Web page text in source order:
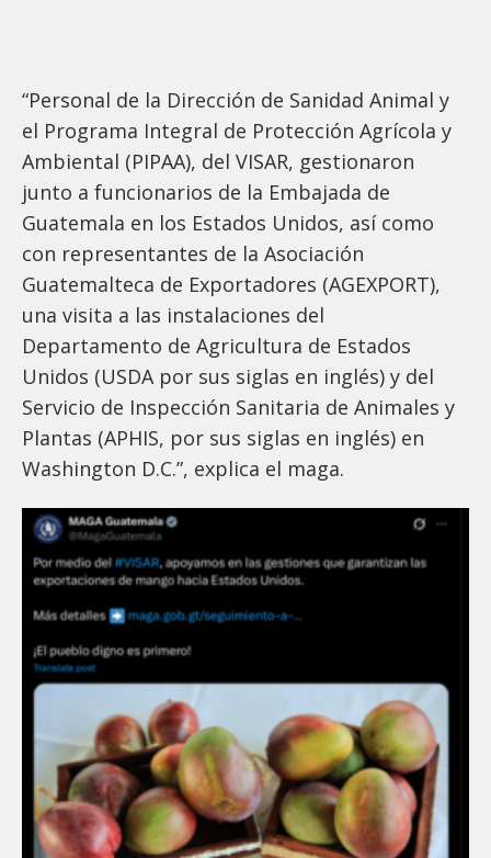
“Personal de la Dirección de Sanidad Animal y
el Programa Integral de Protección Agrícola y
Ambiental (PIPAA), del VISAR, gestionaron
junto a funcionarios de la Embajada de
Guatemala en los Estados Unidos, así como
con representantes de la Asociación
Guatemalteca de Exportadores (AGEXPORT),
una visita a las instalaciones del
Departamento de Agricultura de Estados
Unidos (USDA por sus siglas en inglés) y del
Servicio de Inspección Sanitaria de Animales y
Plantas (APHIS, por sus siglas en inglés) en
Washington D.C.”, explica el maga.